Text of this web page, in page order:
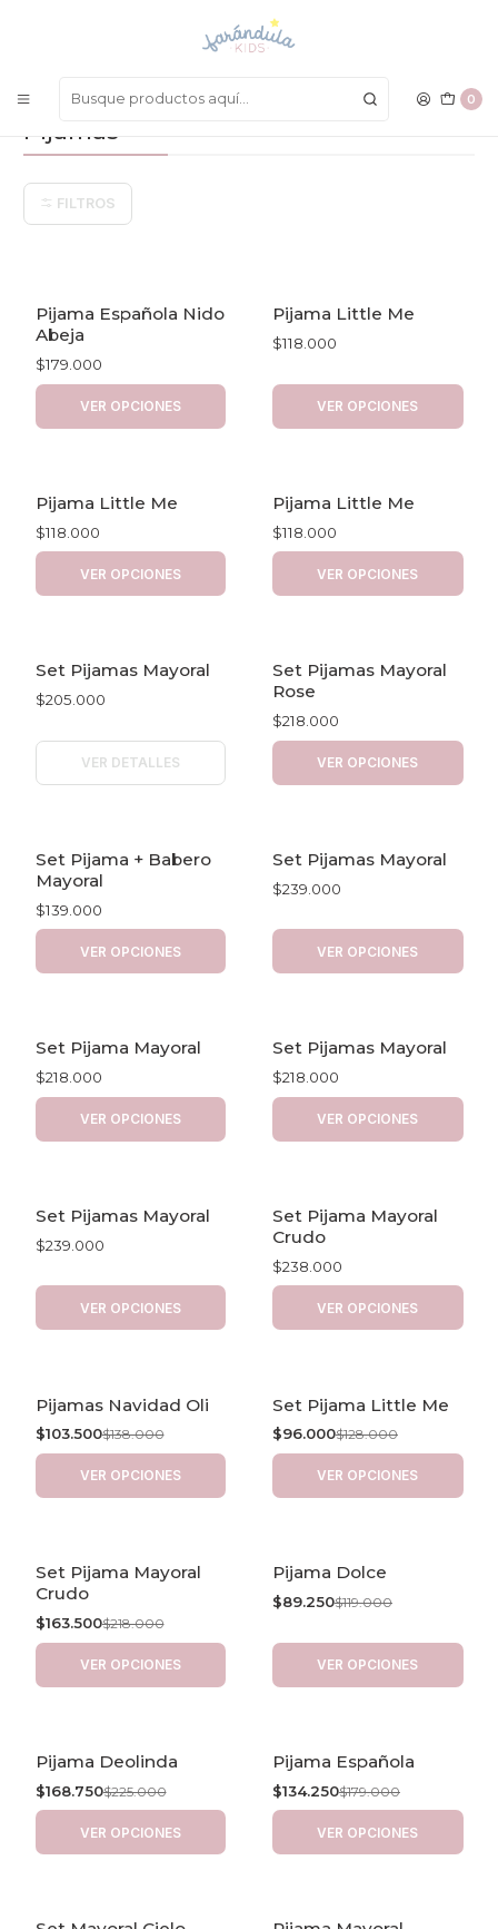
0
LAS MEJORES PRENDAS A UN SOLO CLICK
Pijamas
FILTROS
Pijama Española Nido
Abeja
$179.000
VER OPCIONES
Pijama Little Me
$118.000
VER OPCIONES
Pijama Little Me
$118.000
VER OPCIONES
Pijama Little Me
$118.000
VER OPCIONES
Agotado
Set Pijamas Mayoral
$205.000
VER DETALLES
Set Pijamas Mayoral
Rose
$218.000
VER OPCIONES
Set Pijama + Babero
Mayoral
$139.000
VER OPCIONES
Set Pijamas Mayoral
$239.000
VER OPCIONES
Set Pijama Mayoral
$218.000
VER OPCIONES
Set Pijamas Mayoral
$218.000
VER OPCIONES
Set Pijamas Mayoral
$239.000
VER OPCIONES
Set Pijama Mayoral
Crudo
$238.000
VER OPCIONES
-25% OFF
Pijamas Navidad Oli
$103.500$138.000
VER OPCIONES
-25% OFF
Set Pijama Little Me
$96.000$128.000
VER OPCIONES
-25% OFF
Set Pijama Mayoral
Crudo
$163.500$218.000
VER OPCIONES
-25% OFF
Pijama Dolce
$89.250$119.000
VER OPCIONES
-25% OFF
Pijama Deolinda
$168.750$225.000
VER OPCIONES
-25% OFF
Pijama Española
$134.250$179.000
VER OPCIONES